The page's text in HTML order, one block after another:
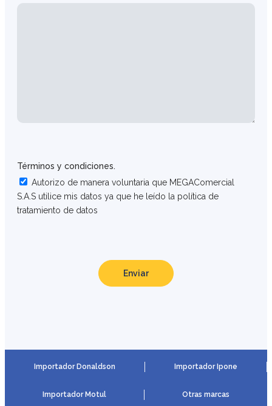
Términos y condiciones.
Autorizo de manera voluntaria que MEGAComercial
S.A.S utilice mis datos ya que he leído la política de
tratamiento de datos
Enviar
Importador Donaldson Importador Ipone
Importador Motul Otras marcas